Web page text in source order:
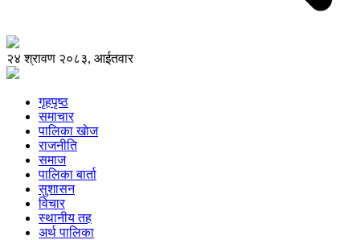
२४ श्रावण २०८३, आईतवार
गृहपृष्ठ
समाचार
पालिका खाेज
राजनीति
समाज
पालिका बार्ता
सुशासन
विचार
स्थानीय तह
अर्थ पालिका